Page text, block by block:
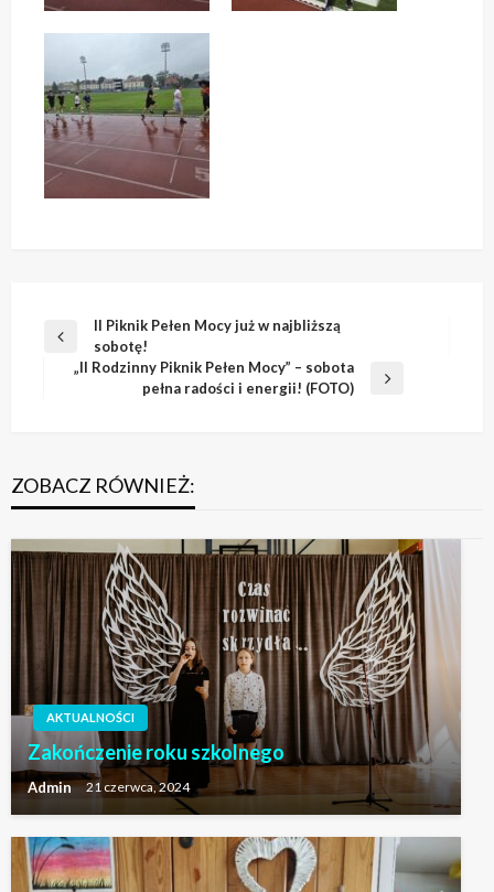
Nawigacja
wpisu
Poprzedni
II Piknik Pełen Mocy już w najbliższą
sobotę!
„II Rodzinny Piknik Pełen Mocy” – sobota
pełna radości i energii! (FOTO)
ZOBACZ RÓWNIEŻ:
AKTUALNOŚCI
Zakończenie roku szkolnego
Admin 21 czerwca, 2024